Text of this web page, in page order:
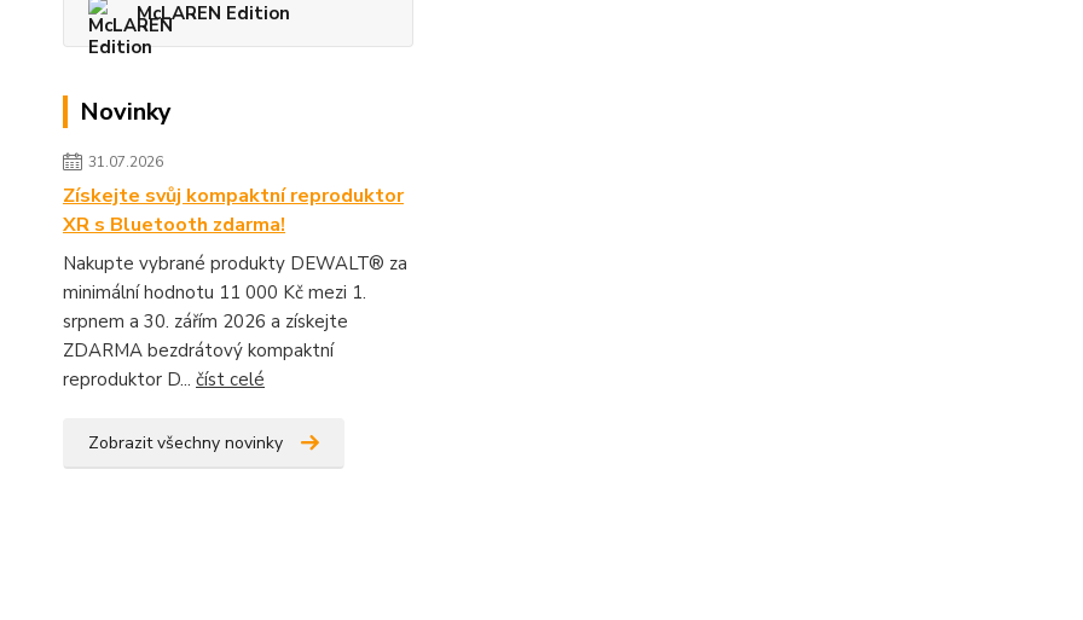
McLAREN Edition
Novinky
31.07.2026
Získejte svůj kompaktní reproduktor
XR s Bluetooth zdarma!
Nakupte vybrané produkty DEWALT® za
minimální hodnotu 11 000 Kč mezi 1.
srpnem a 30. zářím 2026 a získejte
ZDARMA bezdrátový kompaktní
reproduktor D... číst celé
Zobrazit všechny novinky